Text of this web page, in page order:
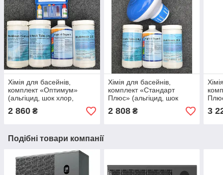
Хімія для басейнів,
комплект «Оптимум»
(альгіцид, шок хлор,
тестер)
2 860 ₴
Хімія для басейнів,
комплект «Стандарт
Плюс» (альгіцид, шок
хлор, мульти таб, дозатор
хімії)
2 808₴ 3
Подібні товари компанії